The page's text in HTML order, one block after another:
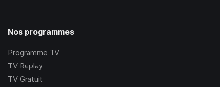
Nos programmes
Programme TV
TV Replay
TV Gratuit